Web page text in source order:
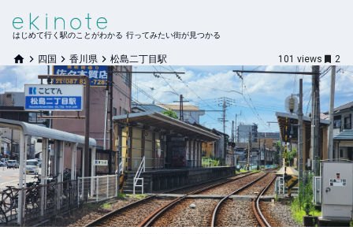
はじめて行く駅のことがわかる 行ってみたい街が見つかる
四国 香川県 松島二丁目駅 101 views 2